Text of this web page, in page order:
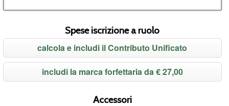
Spese iscrizione a ruolo
calcola e includi il Contributo Unificato
includi la marca forfettaria da € 27,00
Accessori